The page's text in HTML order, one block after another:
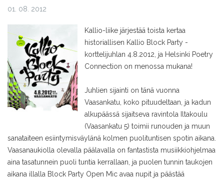
01. 08. 2012
Kallio-liike järjestää toista kertaa
historiallisen Kallio Block Party -
korttelijuhlan 4.8.2012, ja Helsinki Poetry
Connection on menossa mukana!
Juhlien sijainti on tänä vuonna
Vaasankatu, koko pituudeltaan, ja kadun
alkupäässä sijaitseva ravintola Iltakoulu
(Vaasankatu 5) toimii runouden ja muun
sanataiteen esiintymisväylänä kolmen puolituntisen spotin aikana.
Vaasanaukiolla olevalla päälavalla on fantastista musiikkiohjelmaa
aina tasatunnein puoli tuntia kerrallaan, ja puolen tunnin taukojen
aikana illalla Block Party Open Mic avaa nupit ja päästää